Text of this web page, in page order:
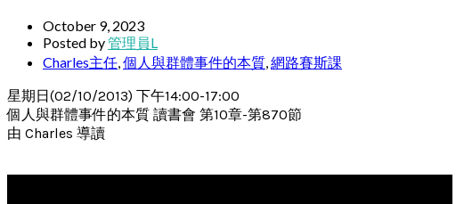
October 9, 2023
Posted by管理員L
Charles主任,個人與群體事件的本質,網路賽斯課
星期日(02/10/2013) 下午14:00-17:00
個人與群體事件的本質 讀書會 第10章-第870節
由 Charles 導讀